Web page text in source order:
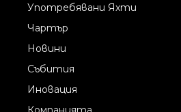
Употребявани Яхти
Чартър
Новини
Събития
Иновация